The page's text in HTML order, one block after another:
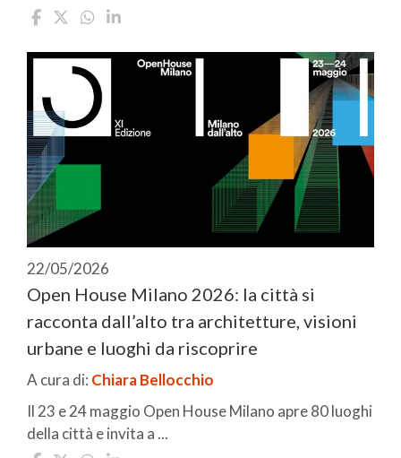
22/05/2026
Open House Milano 2026: la città si
racconta dall’alto tra architetture, visioni
urbane e luoghi da riscoprire
A cura di: Chiara Bellocchio
Il 23 e 24 maggio Open House Milano apre 80 luoghi
della città e invita a ...